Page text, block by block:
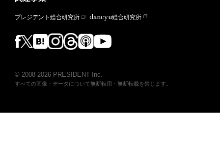
プレジデント総合研究所 dancyu総合研究所
© 2008-2026 PRESIDENT Inc.
すべての画像・データについて無断転用・無断転載を禁じます。